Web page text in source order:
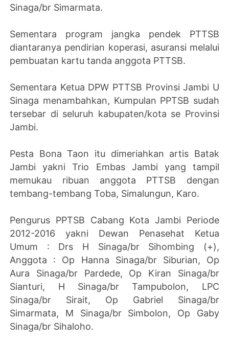
Sinaga/br Simarmata.
Sementara program jangka pendek PTTSB
diantaranya pendirian koperasi, asuransi melalui
pembuatan kartu tanda anggota PTTSB.
Sementara Ketua DPW PTTSB Provinsi Jambi U
Sinaga menambahkan, Kumpulan PPTSB sudah
tersebar di seluruh kabupaten/kota se Provinsi
Jambi.
Pesta Bona Taon itu dimeriahkan artis Batak
Jambi yakni Trio Embas Jambi yang tampil
memukau ribuan anggota PTTSB dengan
tembang-tembang Toba, Simalungun, Karo.
Pengurus PPTSB Cabang Kota Jambi Periode
2012-2016 yakni Dewan Penasehat Ketua
Umum : Drs H Sinaga/br Sihombing (+),
Anggota : Op Hanna Sinaga/br Siburian, Op
Aura Sinaga/br Pardede, Op Kiran Sinaga/br
Sianturi, H Sinaga/br Tampubolon, LPC
Sinaga/br Sirait, Op Gabriel Sinaga/br
Simarmata, M Sinaga/br Simbolon, Op Gaby
Sinaga/br Sihaloho.